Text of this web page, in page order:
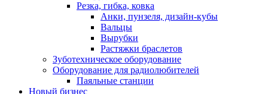
Резка, гибка, ковка
Анки, пунзеля, дизайн-кубы
Вальцы
Вырубки
Растяжки браслетов
Зуботехническое оборудование
Оборудование для радиолюбителей
Паяльные станции
Новый бизнес